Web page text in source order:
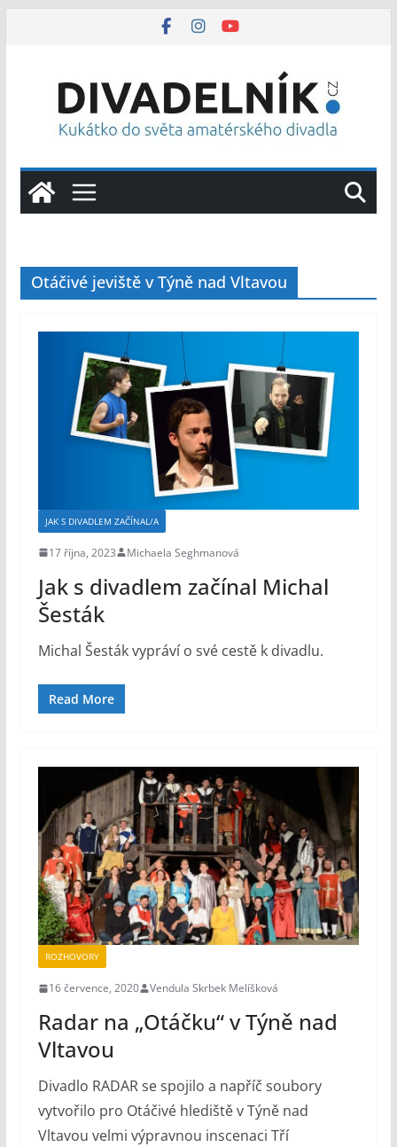
Otáčivé jeviště v Týně nad Vltavou
JAK S DIVADLEM ZAČÍNAL/A
17 října, 2023 Michaela Seghmanová
Jak s divadlem začínal Michal
Šesták
Michal Šesták vypráví o své cestě k divadlu.
Read More
ROZHOVORY
16 července, 2020 Vendula Skrbek Melíšková
Radar na „Otáčku“ v Týně nad
Vltavou
Divadlo RADAR se spojilo a napříč soubory
vytvořilo pro Otáčivé hlediště v Týně nad
Vltavou velmi výpravnou inscenaci Tří